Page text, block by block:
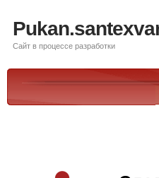
Сайт в процессе разработки